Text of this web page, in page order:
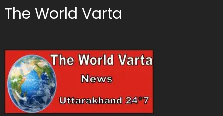
The World Varta